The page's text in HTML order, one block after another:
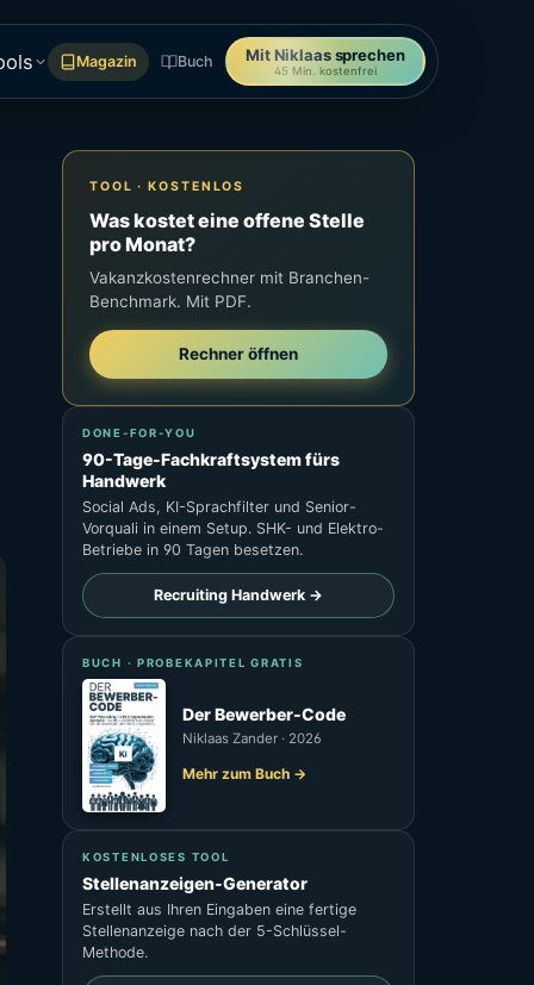
Magazin Buch Mit Niklaas sprechen
45 Min. kostenfrei
TOOL · KOSTENLOS
Was kostet eine offene Stelle
pro Monat?
Vakanzkostenrechner mit Branchen-
Benchmark. Mit PDF.
Rechner öffnen
DONE-FOR-YOU
90-Tage-Fachkraftsystem fürs
Handwerk
Social Ads, KI-Sprachfilter und Senior-
Vorquali in einem Setup. SHK- und Elektro-
Betriebe in 90 Tagen besetzen.
Recruiting Handwerk →
BUCH · PROBEKAPITEL GRATIS
Der Bewerber-Code
Niklaas Zander · 2026
Mehr zum Buch →
KOSTENLOSES TOOL
Stellenanzeigen-Generator
Erstellt aus Ihren Eingaben eine fertige
Stellenanzeige nach der 5-Schlüssel-
Methode.